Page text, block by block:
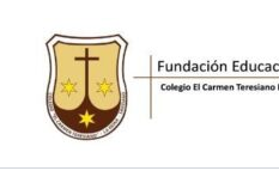
contenido